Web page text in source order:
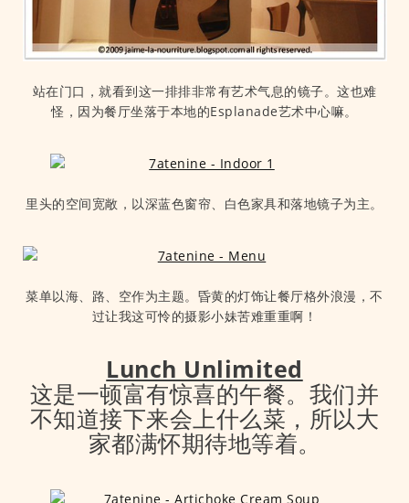
站在门口，就看到这一排排非常有艺术气息的镜子。这也难
怪，因为餐厅坐落于本地的Esplanade艺术中心嘛。
里头的空间宽敞，以深蓝色窗帘、白色家具和落地镜子为主。
菜单以海、路、空作为主题。昏黄的灯饰让餐厅格外浪漫，不
过让我这可怜的摄影小妹苦难重重啊！
Lunch Unlimited
这是一顿富有惊喜的午餐。我们并
不知道接下来会上什么菜，所以大
家都满怀期待地等着。